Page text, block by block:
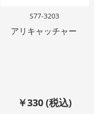
S77-3203
アリキャッチャー
￥330(税込)